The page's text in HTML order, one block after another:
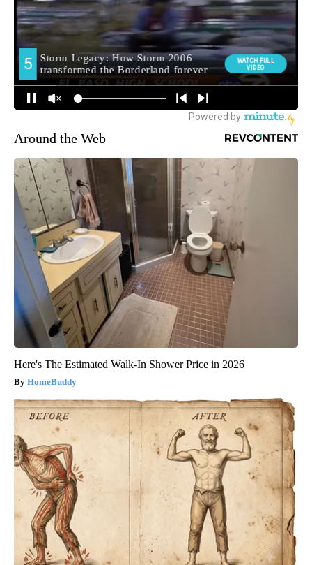
Around the Web
Here's The Estimated Walk-In Shower Price in 2026
HomeBuddy